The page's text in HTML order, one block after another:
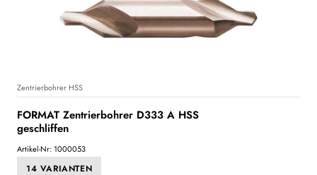
Zentrierbohrer HSS
FORMAT Zentrierbohrer D333 A HSS
geschliffen
Artikel-Nr: 1000053
14 VARIANTEN